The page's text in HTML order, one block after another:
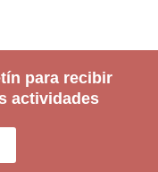
para recibir
actividades